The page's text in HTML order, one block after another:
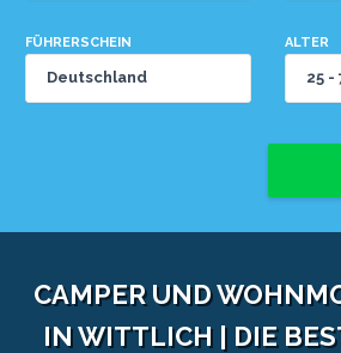
FÜHRERSCHEIN ALTER
CAMPER UND
IN WITTLICH | DIE